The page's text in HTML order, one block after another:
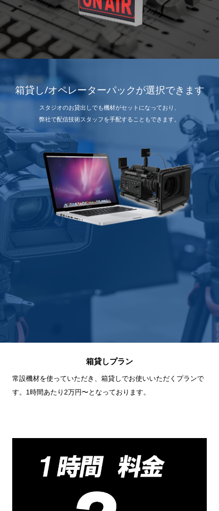
箱貸し/オペレーターパックが選択できます
スタジオのお貸出しでも機材がセットになっており、
弊社で配信技術スタッフを手配することもできます。
箱貸しプラン
常設機材を使っていただき、箱貸しでお使いいただくプランで
す。1時間あたり2万円〜となっております。